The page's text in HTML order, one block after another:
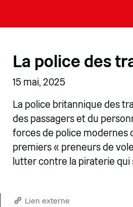
La police des
15 mai, 2025
La police britannique des
des passagers et du
forces de police modernes
premiers « preneurs de
lutter contre la piraterie
Lien externe